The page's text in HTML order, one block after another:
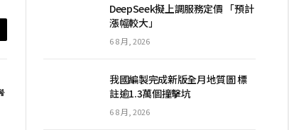
网
DeepSeek擬上調服務定價 「預計
漲幅較大」
6 8 月, 2026
我國編製完成新版全月地質圖 標
註逾1.3萬個撞擊坑
6 8 月, 2026